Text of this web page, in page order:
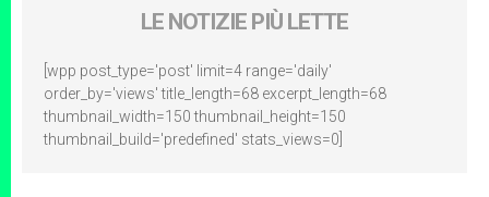
LE NOTIZIE PIÙ LETTE
[wpp post_type='post' limit=4 range='daily'
order_by='views' title_length=68 excerpt_length=68
thumbnail_width=150 thumbnail_height=150
thumbnail_build='predefined' stats_views=0]